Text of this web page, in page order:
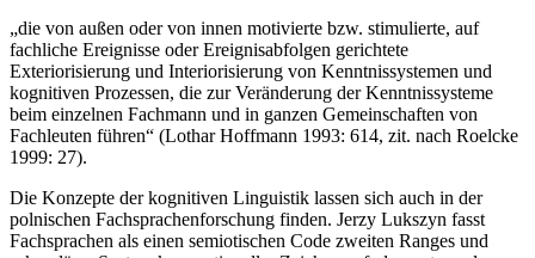
„die von außen oder von innen motivierte bzw. stimulierte, auf
fachliche Ereignisse oder Ereignisabfolgen gerichtete
Exteriorisierung und Interiorisierung von Kenntnissystemen und
kognitiven Prozessen, die zur Veränderung der Kenntnissysteme
beim einzelnen Fachmann und in ganzen Gemeinschaften von
Fachleuten führen“ (Lothar Hoffmann 1993: 614, zit. nach Roelcke
Die Konzepte der kognitiven Linguistik lassen sich auch in der
polnischen Fachsprachenforschung finden. Jerzy Lukszyn fasst